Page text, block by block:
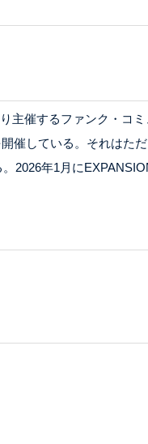
主催するファンク・コミ
催している。それはただ
2026年1月に